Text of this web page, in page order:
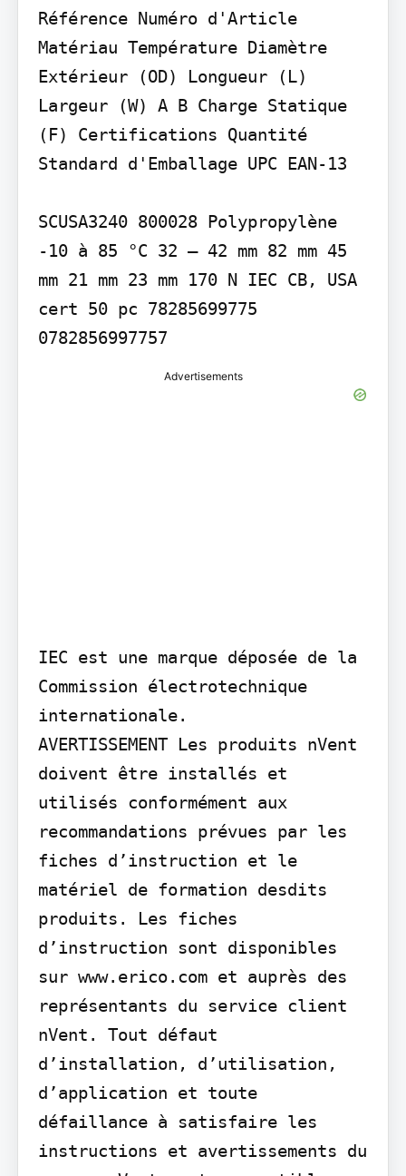
Référence Numéro d'Article
Matériau Température Diamètre
Extérieur (OD) Longueur (L)
Largeur (W) A B Charge Statique
(F) Certifications Quantité
Standard d'Emballage UPC EAN-13
SCUSA3240 800028 Polypropylène
-10 à 85 °C 32 – 42 mm 82 mm 45
mm 21 mm 23 mm 170 N IEC CB, USA
cert 50 pc 78285699775
0782856997757
Advertisements
IEC est une marque déposée de la
Commission électrotechnique
internationale.
AVERTISSEMENT Les produits nVent
doivent être installés et
utilisés conformément aux
recommandations prévues par les
fiches d’instruction et le
matériel de formation desdits
produits. Les fiches
d’instruction sont disponibles
sur www.erico.com et auprès des
représentants du service client
nVent. Tout défaut
d’installation, d’utilisation,
d’application et toute
défaillance à satisfaire les
instructions et avertissements du